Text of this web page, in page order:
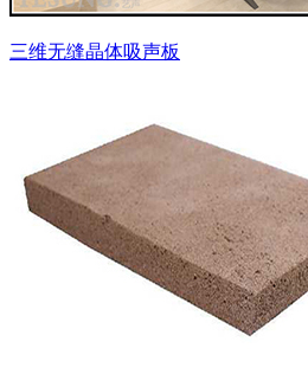
三维无缝晶体吸声板